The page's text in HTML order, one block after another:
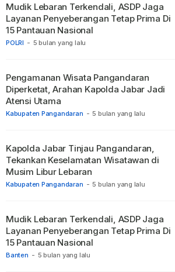
POLRI - 5 bulan yang lalu
Mudik Lebaran Terkendali, ASDP Jaga
Layanan Penyeberangan Tetap Prima Di
15 Pantauan Nasional
Kabupaten Pangandaran - 5 bulan yang lalu
Pengamanan Wisata Pangandaran
Diperketat, Arahan Kapolda Jabar Jadi
Atensi Utama
Kabupaten Pangandaran - 5 bulan yang lalu
Kapolda Jabar Tinjau Pangandaran,
Tekankan Keselamatan Wisatawan di
Musim Libur Lebaran
Banten - 5 bulan yang lalu
Mudik Lebaran Terkendali, ASDP Jaga
Layanan Penyeberangan Tetap Prima Di
15 Pantauan Nasional